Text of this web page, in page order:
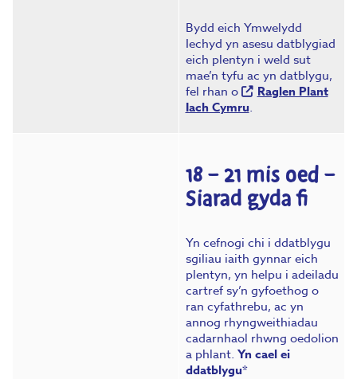
Bydd eich Ymwelydd
Iechyd yn asesu datblygiad
eich plentyn i weld sut
mae’n tyfu ac yn datblygu,
fel rhan o
Raglen Plant
Iach Cymru.
18 –21 mis oed –
Siarad gyda fi
Yn cefnogi chi i ddatblygu
sgiliau iaith gynnar eich
plentyn, yn helpu i adeiladu
cartref sy’n gyfoethog o
ran cyfathrebu, ac yn
annog rhyngweithiadau
cadarnhaol rhwng oedolion
a phlant. Yn cael ei
ddatblygu*